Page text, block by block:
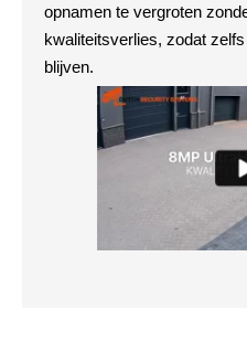
opnamen te vergroten
kwaliteitsverlies, zodat
blijven.